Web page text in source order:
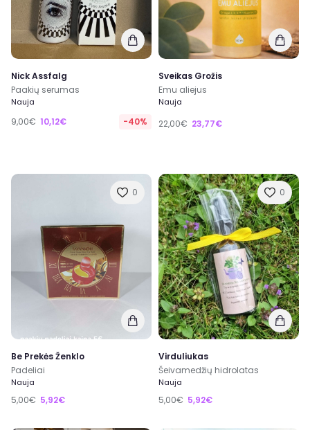
Nick Assfalg
Paakių serumas
Nauja
9,00€ 10,12€ -40%
Sveikas Grožis
Emu aliejus
Nauja
22,00€ 23,77€
0
Be Prekės Ženklo
Padeliai
Nauja
5,00€ 5,92€
0
Virduliukas
Šeivamedžių hidrolatas
Nauja
5,00€ 5,92€